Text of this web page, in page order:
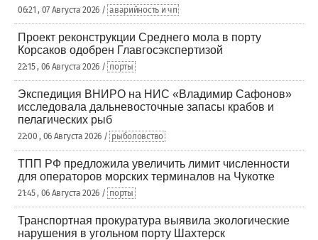
06:21 , 07 Августа 2026 / аварийность и чп
Проект реконструкции Среднего мола в порту
Корсаков одобрен Главгосэкспертизой
22:15 , 06 Августа 2026 / порты
Экспедиция ВНИРО на НИС «Владимир Сафонов»
исследовала дальневосточные запасы крабов и
пелагических рыб
22:00 , 06 Августа 2026 / рыболовство
ТПП РФ предложила увеличить лимит численности
для операторов морских терминалов на Чукотке
21:45 , 06 Августа 2026 / порты
Транспортная прокуратура выявила экологические
нарушения в угольном порту Шахтерск